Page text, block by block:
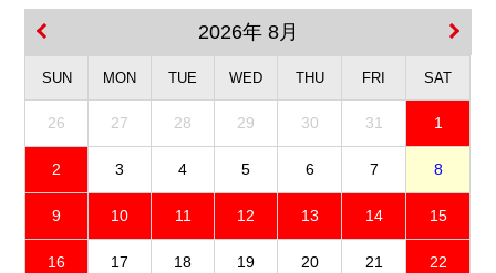
2026年 8月
SUN MON TUE WED THU FRI SAT
26 27 28 29 30 31 1
2 3 4 5 6 7 8
9 10 11 12 13 14 15
16 17 18 19 20 21 22